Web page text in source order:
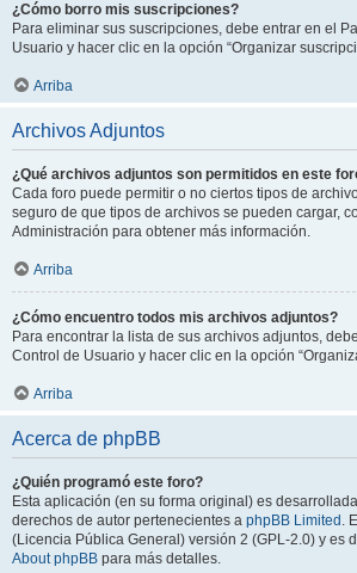
¿Cómo borro mis suscripciones?
Para eliminar sus suscripciones, debe entrar en el
Usuario y hacer clic en la opción “Organizar
Arriba
Archivos Adjuntos
¿Qué archivos adjuntos son permitidos en este
Cada foro puede permitir o no ciertos tipos de
seguro de que tipos de archivos se pueden cargar,
Administración para obtener más información.
Arriba
¿Cómo encuentro todos mis archivos adjuntos?
Para encontrar la lista de sus archivos adjuntos,
Control de Usuario y hacer clic en la opción
Arriba
Acerca de phpBB
¿Quién programó este foro?
Esta aplicación (en su forma original) es
derechos de autor pertenecientes a phpBB Limited .
(Licencia Pública General) versión 2 (GPL-2.0) y es
About phpBB para más detalles.